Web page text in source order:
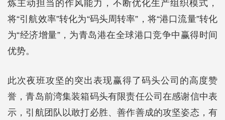
炼主动担当的作风能力，不断优化生产组织模式，
将“引航效率”转化为“码头周转率”，将“港口流量”转化
为“经济增量”，为青岛港在全球港口竞争中赢得时间
优势。
此次夜班攻坚的突出表现赢得了码头公司的高度赞
誉，青岛前湾集装箱码头有限责任公司在感谢信中表
示，引航团队以敢打必胜、善作善成的攻坚姿态，有